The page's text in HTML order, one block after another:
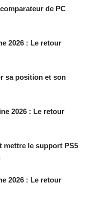
de PC
2026 : Le retour
sa position et son
2026 : Le retour
mettre le support PS5
2026 : Le retour